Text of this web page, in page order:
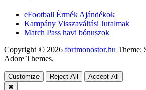
eFootball Érmék Ajándékok
Kampány Visszaváltási Jutalmak
Match Pass havi bónuszok
Copyright © 2026 fortmonostor.hu Theme:
Adore Themes.
Customize Reject All
Accept All
✖